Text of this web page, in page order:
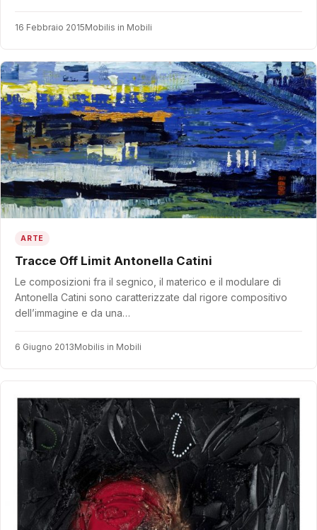
16 Febbraio 2015Mobilis in Mobili
ARTE
Tracce Off Limit Antonella Catini
Le composizioni fra il segnico, il materico e il modulare di
Antonella Catini sono caratterizzate dal rigore compositivo
dell’immagine e da una…
6 Giugno 2013Mobilis in Mobili